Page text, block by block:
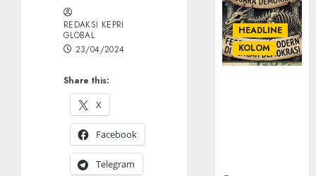
Share this:
X
Facebook
Telegram
REDAKSI KEPRI
GLOBAL
23/04/2024
HEADLINE
KOLOM